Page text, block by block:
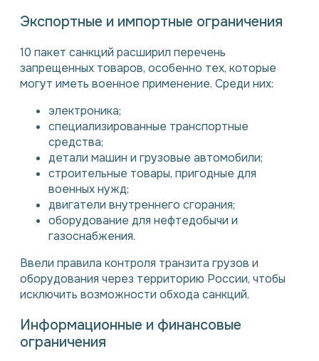
Экспортные и импортные ограничения
10 пакет санкций расширил перечень
запрещенных товаров, особенно тех, которые
могут иметь военное применение. Среди них:
электроника;
специализированные транспортные
средства;
детали машин и грузовые автомобили;
строительные товары, пригодные для
военных нужд;
двигатели внутреннего сгорания;
оборудование для нефтедобычи и
газоснабжения.
Ввели правила контроля транзита грузов и
оборудования через территорию России, чтобы
исключить возможности обхода санкций.
Информационные и финансовые
ограничения